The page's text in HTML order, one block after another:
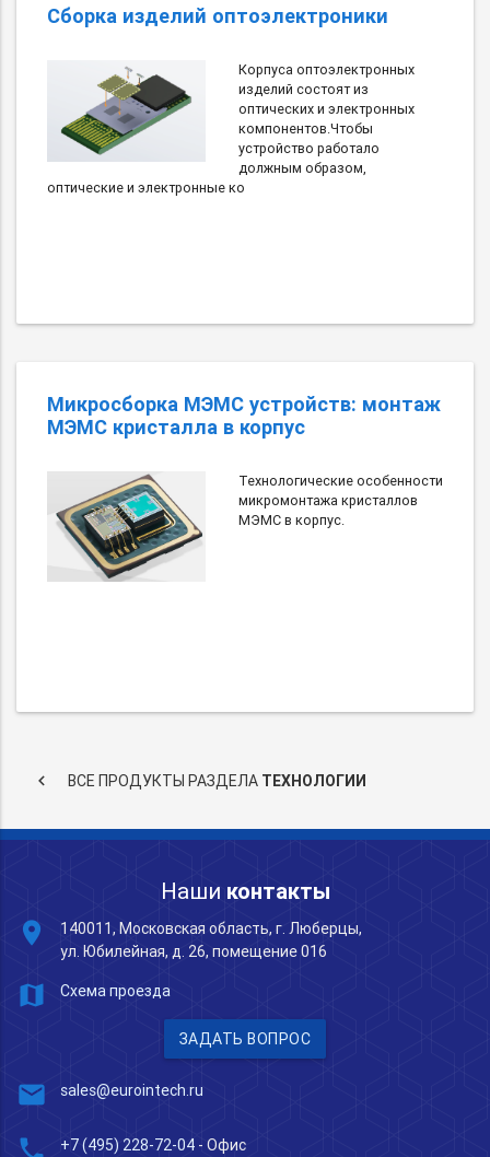
Сборка изделий оптоэлектроники
Корпуса оптоэлектронных
изделий состоят из
оптических и электронных
компонентов.Чтобы
устройство работало
должным образом,
оптические и электронные ко
Микросборка МЭМС устройств: монтаж
МЭМС кристалла в корпус
Технологические особенности
микромонтажа кристаллов
МЭМС в корпус.
keyboard_arrow_left ВСЕ ПРОДУКТЫ РАЗДЕЛА ТЕХНОЛОГИИ
Наши контакты
place
140011, Московская область, г. Люберцы,
ул. Юбилейная, д. 26, помещение 016
map Схема проезда
ЗАДАТЬ ВОПРОС
mail sales@eurointech.ru
phone +7 (495) 228-72-04 - Офис